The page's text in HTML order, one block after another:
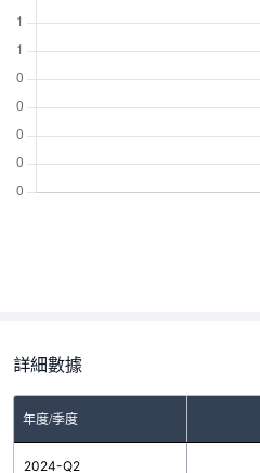
詳細數據
年度/季度
2024-Q2